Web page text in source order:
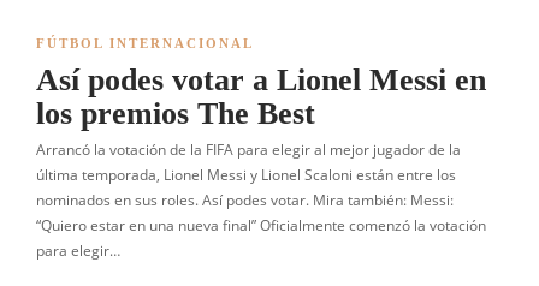
FÚTBOL INTERNACIONAL
Así podes votar a Lionel Messi en
los premios The Best
Arrancó la votación de la FIFA para elegir al mejor jugador de la
última temporada, Lionel Messi y Lionel Scaloni están entre los
nominados en sus roles. Así podes votar. Mira también: Messi:
“Quiero estar en una nueva final” Oficialmente comenzó la votación
para elegir…